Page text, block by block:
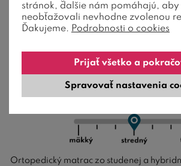
Stredne tvrdý ortopedický
RELAX HI, 22 cm, 130 kg,
Ortopedický matrac zo studenej a
stránok, ďalšie nám pomáhajú, aby
neobťažovali nevhodne zvolenou
Ďakujeme. Podrobnosti o cookies
Spravovať nastavenia
Prijať všetko a